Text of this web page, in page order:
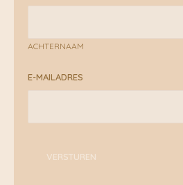
ACHTERNAAM
E-MAILADRES
VERSTUREN